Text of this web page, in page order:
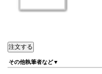
その他執筆者など▼